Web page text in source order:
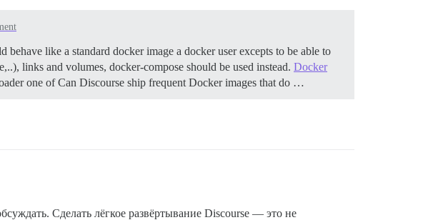
like a standard docker image a docker user excepts to be able to
links and volumes, docker-compose should be used instead. Docker
one of Can Discourse ship frequent Docker images that do …
Сделать лёгкое развёртывание Discourse — это не